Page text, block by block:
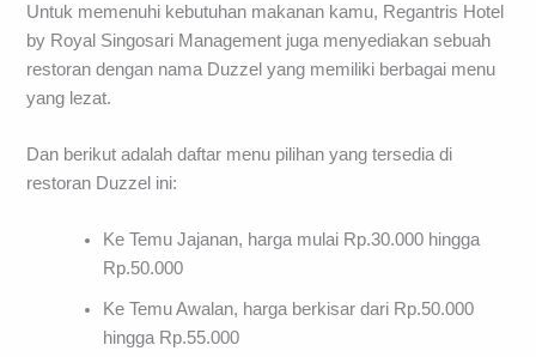
Untuk memenuhi kebutuhan makanan kamu, Regantris Hotel
by Royal Singosari Management juga menyediakan sebuah
restoran dengan nama Duzzel yang memiliki berbagai menu
yang lezat.
Dan berikut adalah daftar menu pilihan yang tersedia di
restoran Duzzel ini:
Ke Temu Jajanan, harga mulai Rp.30.000 hingga
Rp.50.000
Ke Temu Awalan, harga berkisar dari Rp.50.000
hingga Rp.55.000